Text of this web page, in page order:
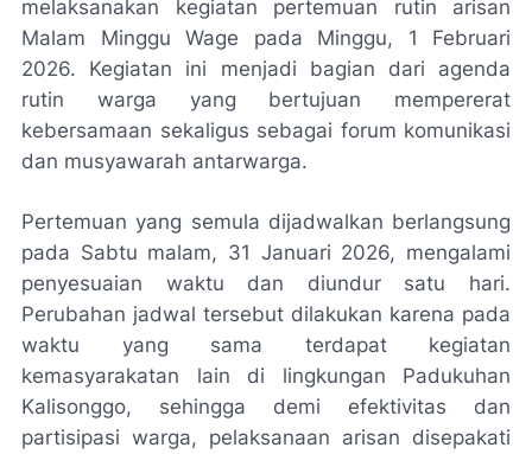
melaksanakan kegiatan pertemuan rutin arisan
Malam Minggu Wage pada Minggu, 1 Februari
2026. Kegiatan ini menjadi bagian dari agenda
rutin warga yang bertujuan mempererat
kebersamaan sekaligus sebagai forum komunikasi
dan musyawarah antarwarga.
Pertemuan yang semula dijadwalkan berlangsung
pada Sabtu malam, 31 Januari 2026, mengalami
penyesuaian waktu dan diundur satu hari.
Perubahan jadwal tersebut dilakukan karena pada
waktu yang sama terdapat kegiatan
kemasyarakatan lain di lingkungan Padukuhan
Kalisonggo, sehingga demi efektivitas dan
partisipasi warga, pelaksanaan arisan disepakati